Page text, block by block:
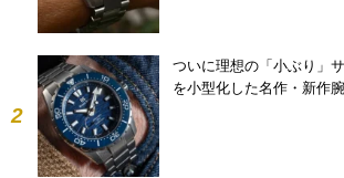
2
ついに理想の「小ぶり」
を小型化した名作・新作